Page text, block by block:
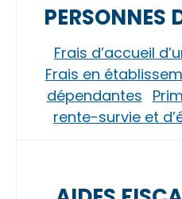
PERSONNES
Frais d’accueil
Frais en
dépendantes
rente-survie et